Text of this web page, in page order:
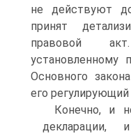
не действуют
принят
правовой
установленному
Основного
его регулирующий
Конечно, и
декларации,